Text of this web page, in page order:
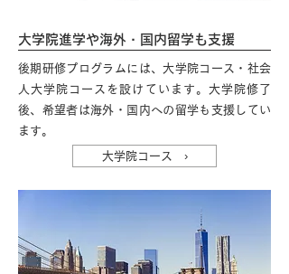
大学院進学や海外・国内留学も支援
後期研修プログラムには、大学院コース・社会
人大学院コースを設けています。大学院修了
後、希望者は海外・国内への留学も支援してい
ます。
大学院コース ›